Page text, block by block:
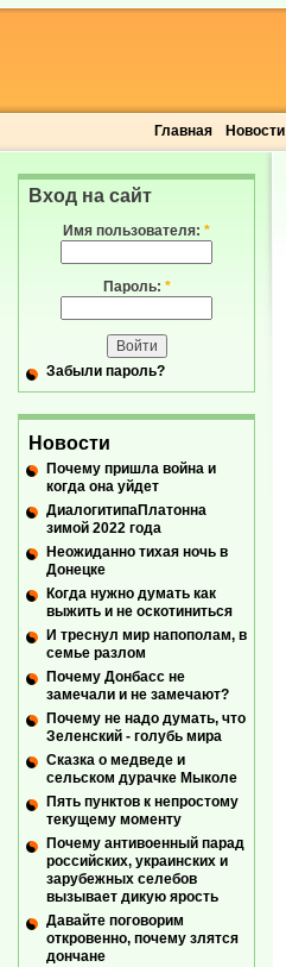
Главная Новости
Вход на сайт
Имя пользователя: *
Пароль: *
Забыли пароль?
Новости
Почему пришла война и
когда она уйдет
ДиалогитипаПлатонна
зимой 2022 года
Неожиданно тихая ночь в
Донецке
Когда нужно думать как
выжить и не оскотиниться
И треснул мир напополам, в
семье разлом
Почему Донбасс не
замечали и не замечают?
Почему не надо думать, что
Зеленский - голубь мира
Сказка о медведе и
сельском дурачке Мыколе
Пять пунктов к непростому
текущему моменту
Почему антивоенный парад
российских, украинских и
зарубежных селебов
вызывает дикую ярость
Давайте поговорим
откровенно, почему злятся
дончане